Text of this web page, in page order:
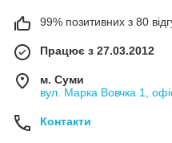
99% позитивних з 80
Працює з 27.03.2012
м. Суми
вул. Марка Вовчка 1,
Контакти